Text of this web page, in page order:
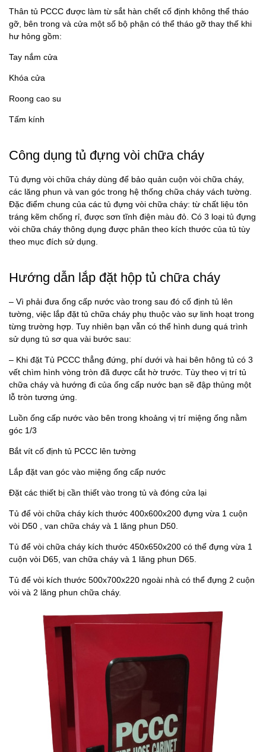
Thân tủ PCCC được làm từ sắt hàn chết cố định không thể tháo
gỡ, bên trong và cửa một số bộ phận có thể tháo gỡ thay thế khi
hư hỏng gồm:
Tay nắm cửa
Khóa cửa
Roong cao su
Tấm kính
Công dụng tủ đựng vòi chữa cháy
Tủ đựng vòi chữa cháy dùng để bảo quản cuộn vòi chữa cháy,
các lăng phun và van góc trong hệ thống chữa cháy vách tường.
Đặc điểm chung của các tủ đựng vòi chữa cháy: từ chất liệu tôn
tráng kẽm chống rỉ, được sơn tĩnh điện màu đỏ. Có 3 loại tủ đựng
vòi chữa cháy thông dụng được phân theo kích thước của tủ tùy
theo mục đích sử dụng.
Hướng dẫn lắp đặt hộp tủ chữa cháy
– Vì phải đưa ống cấp nước vào trong sau đó cố định tủ lên
tường, việc lắp đặt tủ chữa cháy phụ thuộc vào sự linh hoạt trong
từng trường hợp. Tuy nhiên bạn vẫn có thể hình dung quá trình
sử dụng tủ sơ qua vài bước sau:
– Khi đặt Tủ PCCC thẳng đứng, phí dưới và hai bên hông tủ có 3
vết chìm hình vòng tròn đã được cắt hờ trước. Tùy theo vị trí tủ
chữa cháy và hướng đi của ống cấp nước bạn sẽ đập thủng một
lỗ tròn tương ứng.
Luồn ống cấp nước vào bên trong khoảng vị trí miệng ống nằm
góc 1/3
Bắt vít cố định tủ PCCC lên tường
Lắp đặt van góc vào miệng ống cấp nước
Đặt các thiết bị cần thiết vào trong tủ và đóng cửa lại
Tủ để vòi chữa cháy kích thước 400x600x200 đựng vừa 1 cuộn
vòi D50 , van chữa cháy và 1 lăng phun D50.
Tủ để vòi chữa cháy kích thước 450x650x200 có thể đựng vừa 1
cuộn vòi D65, van chữa cháy và 1 lăng phun D65.
Tủ để vòi kích thước 500x700x220 ngoài nhà có thể đựng 2 cuộn
vòi và 2 lăng phun chữa cháy.